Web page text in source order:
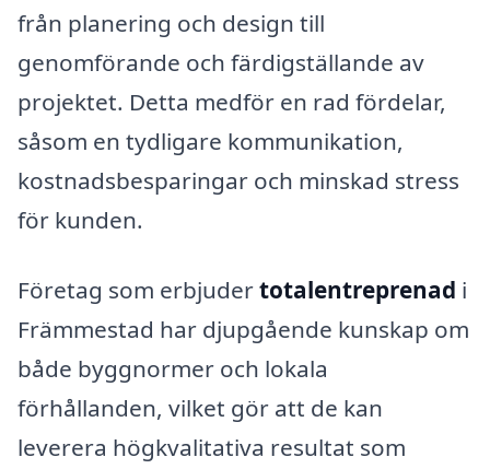
från planering och design till
genomförande och färdigställande av
projektet. Detta medför en rad fördelar,
såsom en tydligare kommunikation,
kostnadsbesparingar och minskad stress
för kunden.
Företag som erbjudertotalentreprenad i
Främmestad har djupgående kunskap om
både byggnormer och lokala
förhållanden, vilket gör att de kan
leverera högkvalitativa resultat som